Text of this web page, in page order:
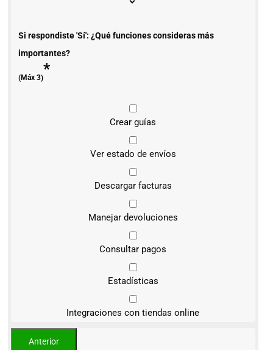
Si respondiste 'Sí': ¿Qué funciones consideras más
importantes?
(Máx 3)*
Crear guías
Ver estado de envíos
Descargar facturas
Manejar devoluciones
Consultar pagos
Estadísticas
Integraciones con tiendas online